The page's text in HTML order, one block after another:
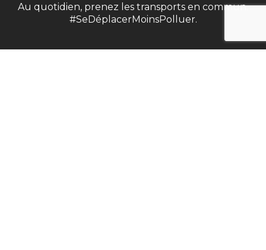
Au quotidien, prenez les transports en commun.
#SeDéplacerMoinsPolluer.